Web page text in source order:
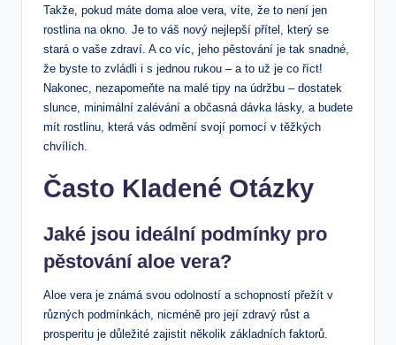
Takže, pokud máte doma aloe vera, víte, že to není jen
rostlina na okno. Je to váš nový nejlepší přítel, který se
stará o vaše zdraví. A co víc, jeho pěstování je tak snadné,
že byste to zvládli i s jednou rukou – a to už je co říct!
Nakonec, nezapomeňte na malé tipy na údržbu – dostatek
slunce, minimální zalévání a občasná dávka lásky, a budete
mít rostlinu, která vás odmění svojí pomocí v těžkých
chvílích.
Často Kladené Otázky
Jaké jsou ideální podmínky pro
pěstování aloe vera?
Aloe vera je známá svou odolností a schopností přežít v
různých podmínkách, nicméně pro její zdravý růst a
prosperitu je důležité zajistit několik základních faktorů.